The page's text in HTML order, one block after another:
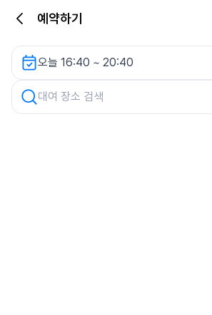
예약하기
오늘 16:40 ~ 20:40
이레빌딩 신관 주차장 렌터카